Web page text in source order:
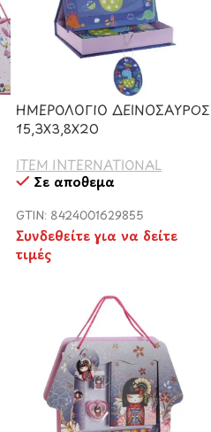
ΗΜΕΡΟΛΟΓΙΟ ΔΕΙΝΟΣΑΥΡΟΣ
15,3Χ3,8Χ20
ITEM INTERNATIONAL
Σε απόθεμα
GTIN: 8424001629855
Συνδεθείτε για να δείτε
τιμές